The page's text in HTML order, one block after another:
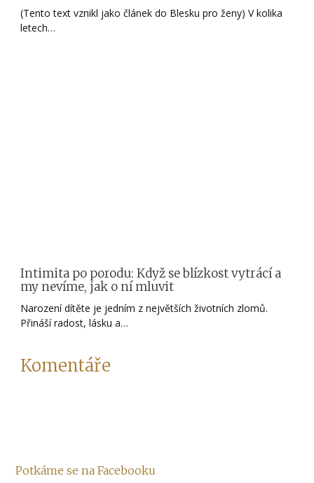
(Tento text vznikl jako článek do Blesku pro ženy) V kolika
letech…
Intimita po porodu: Když se blízkost vytrácí a
my nevíme, jak o ní mluvit
Narození dítěte je jedním z největších životních zlomů.
Přináší radost, lásku a…
Komentáře
Potkáme se na Facebooku